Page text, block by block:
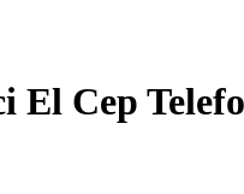
Cep